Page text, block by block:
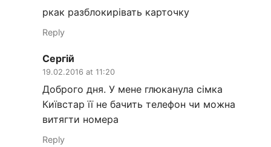
ркак разблокирівать карточку
Reply
Сергій
19.02.2016 at 11:20
Доброго дня. У мене глюканула сімка
Київстар її не бачить телефон чи можна
витягти номера
Reply